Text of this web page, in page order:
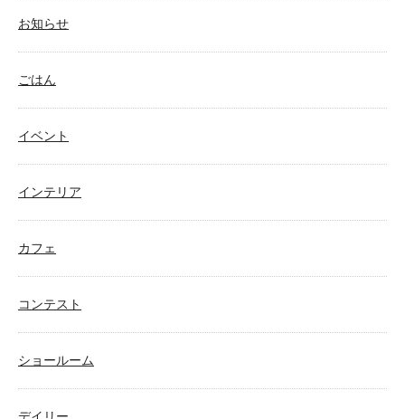
お知らせ
ごはん
イベント
インテリア
カフェ
コンテスト
ショールーム